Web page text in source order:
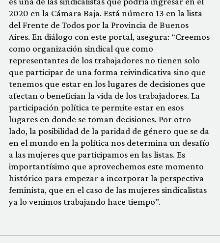
2020 en la Cámara Baja. Está número 13 en la lista
del Frente de Todos por la Provincia de Buenos
Aires. En diálogo con este portal, asegura: “Creemos
como organización sindical que como
representantes de los trabajadores no tienen solo
que participar de una forma reivindicativa sino que
tenemos que estar en los lugares de decisiones que
afectan o benefician la vida de los trabajadores. La
participación política te permite estar en esos
lugares en donde se toman decisiones. Por otro
lado, la posibilidad de la paridad de género que se da
en el mundo en la política nos determina un desafío
a las mujeres que participamos en las listas. Es
importantísimo que aprovechemos este momento
histórico para empezar a incorporar la perspectiva
feminista, que en el caso de las mujeres sindicalistas
ya lo venimos trabajando hace tiempo”.